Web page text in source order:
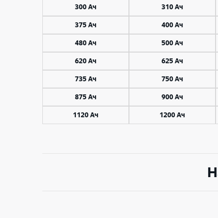
200 Ач
210 Ач
219 Ач
230 Ач
198x118x402/425
198x191x538
200x208x239
202x202x228
205x272x392
205x380x392
210x191x669
300 Ач 310 Ач
375 Ач 400 Ач
480 Ач 500 Ач
620 Ач 625 Ач
735 Ач 750 Ач
875 Ач 900 Ач
1120 Ач 1200 Ач